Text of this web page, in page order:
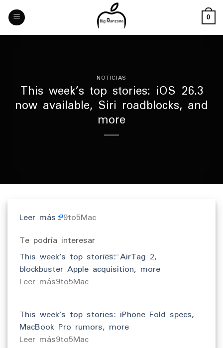
Skip
content
0
NOTICIAS
This week’s top stories: iOS 26.3
now available, Siri roadblocks, and
more
Leer más 9to5Mac
Te podría interesar
This week’s top stories: AirTag 2,
blockbuster Apple acquisition, more
​Leer más9to5Mac
This week’s top stories: iPhone Fold specs,
MacBook Pro rumors, more
​Leer más9to5Mac